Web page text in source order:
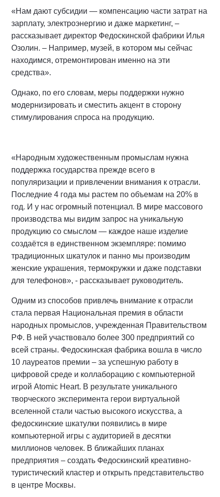
«Нам дают субсидии — компенсацию части затрат на
зарплату, электроэнергию и даже маркетинг, –
рассказывает директор Федоскинской фабрики Илья
Озолин. – Например, музей, в котором мы сейчас
находимся, отремонтирован именно на эти
средства».
Однако, по его словам, меры поддержки нужно
модернизировать и сместить акцент в сторону
стимулирования спроса на продукцию.
«Народным художественным промыслам нужна
поддержка государства прежде всего в
популяризации и привлечении внимания к отрасли.
Последние 4 года мы растем по объемам на 20% в
год. И у нас огромный потенциал. В мире массового
производства мы видим запрос на уникальную
продукцию со смыслом — каждое наше изделие
создаётся в единственном экземпляре: помимо
традиционных шкатулок и панно мы производим
женские украшения, термокружки и даже подставки
для телефонов», - рассказывает руководитель.
Одним из способов привлечь внимание к отрасли
стала первая Национальная премия в области
народных промыслов, учрежденная Правительством
РФ. В ней участвовало более 300 предприятий со
всей страны. Федоскинская фабрика вошла в число
10 лауреатов премии – за успешную работу в
цифровой среде и коллаборацию с компьютерной
игрой Atomic Heart. В результате уникального
творческого эксперимента герои виртуальной
вселенной стали частью высокого искусства, а
федоскинские шкатулки появились в мире
компьютерной игры с аудиторией в десятки
миллионов человек. В ближайших планах
предприятия – создать Федоскинский креативно-
туристический кластер и открыть представительство
в центре Москвы.